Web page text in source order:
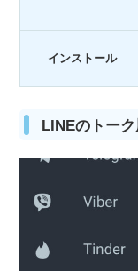
インストール
LINEのトー